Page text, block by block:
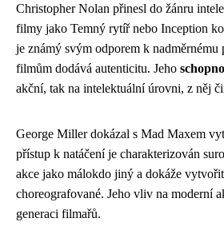
Christopher Nolan přinesl do žánru
filmy jako Temný rytíř nebo Inception
je známý svým odporem k
filmům dodává autenticitu. Jeho
akční, tak na intelektuální úrovni, z něj
George Miller dokázal s Mad Maxem
přístup k natáčení je charakterizován
akce jako málokdo jiný a dokáže
choreografované. Jeho vliv na moderní
generaci filmařů.